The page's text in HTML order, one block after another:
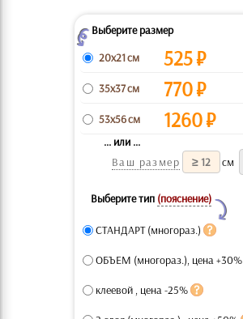
ZВыберите размер
20x21 см
525₽
35x37 см 770₽
53x56 см 1260₽
... или ...
Ваш размер
см
Выберите тип (пояснение)
Y
СТАНДАРТ (многораз.)
ОБЪЕМ (многораз.), цена +30%
клеевой , цена -25%